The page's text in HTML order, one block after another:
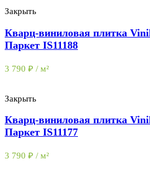
Закрыть
Кварц-виниловая плитка
Паркет IS11188
3 790 ₽ / м²
Закрыть
Кварц-виниловая плитка
Паркет IS11177
3 790 ₽ / м²